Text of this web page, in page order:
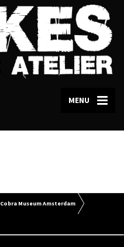
MENU
Cobra Museum Amsterdam